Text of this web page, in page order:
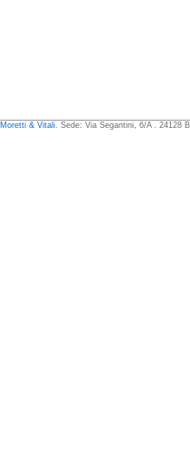
Moretti & Vitali. Sede: Via Segantini, 6/A . 24128